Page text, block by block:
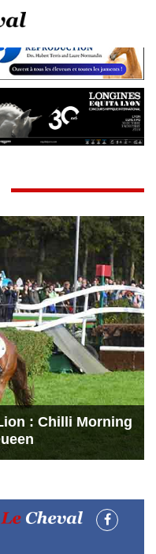
: Chilli Morning